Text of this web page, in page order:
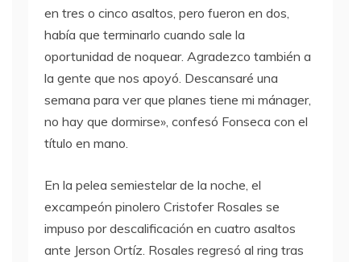
en tres o cinco asaltos, pero fueron en dos,
había que terminarlo cuando sale la
oportunidad de noquear. Agradezco también a
la gente que nos apoyó. Descansaré una
semana para ver que planes tiene mi mánager,
no hay que dormirse», confesó Fonseca con el
título en mano.
En la pelea semiestelar de la noche, el
excampeón pinolero Cristofer Rosales se
impuso por descalificación en cuatro asaltos
ante Jerson Ortíz. Rosales regresó al ring tras